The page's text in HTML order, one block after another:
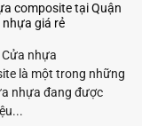
composite tại Quận
nhựa giá rẻ
nhựa
là một trong những
nhựa đang được